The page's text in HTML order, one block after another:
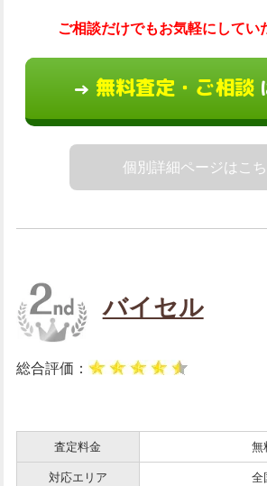
ご相談だけでもお気軽にしてい
→ 無料査定・ご相談
個別詳細ページはこ
バイセル
総合評価：
査定料金 無
対応エリア 全